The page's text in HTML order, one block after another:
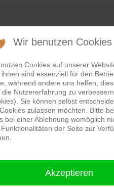
GmbH, Fotografie und
bei144 Google-
Wir benutzen Cookies
Cookies auf unserer
ihnen sind essenziell für den
während andere uns helfen,
die Nutzererfahrung zu
Sie können selbst
zulassen möchten. Bitte
bei einer Ablehnung womöglich
der Seite zur
Akzeptieren